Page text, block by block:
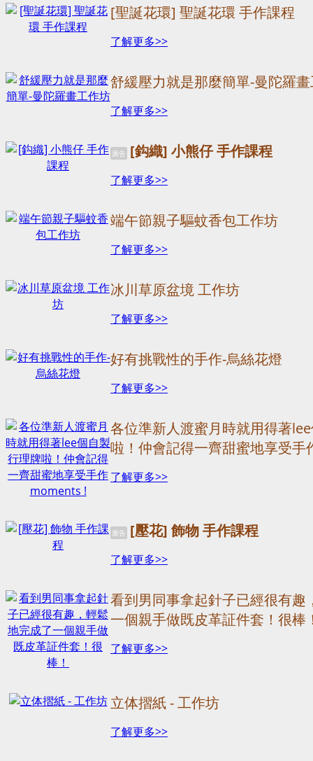
[聖誕花環] 聖誕花環 手作課程
了解更多>>
舒緩壓力就是那麼簡單-曼陀羅
了解更多>>
廣告 [鈎織] 小熊仔 手作課程
了解更多>>
端午節親子驅蚊香包工作坊
了解更多>>
冰川草原盆境 工作坊
了解更多>>
好有挑戰性的手作-烏絲花燈
了解更多>>
各位準新人渡蜜月時就用得著
啦！仲會記得一齊甜蜜地享受
了解更多>>
廣告 [壓花] 飾物 手作課程
了解更多>>
看到男同事拿起針子已經很有趣
一個親手做既皮革証件套！很棒
了解更多>>
立体摺紙 - 工作坊
了解更多>>